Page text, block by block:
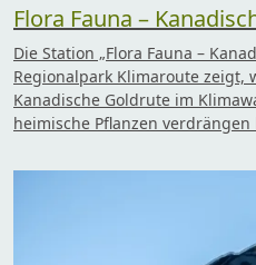
Flora Fauna –
Die Station „Flora Fauna –
Regionalpark Klimaroute zeigt,
Kanadische Goldrute im
heimische Pflanzen verdrängen